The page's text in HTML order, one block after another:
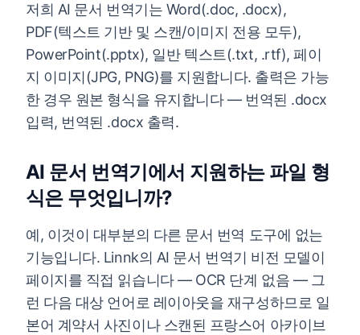
저희 AI 문서 번역기는 Word(.doc, .docx),
PDF(텍스트 기반 및 스캔/이미지 전용 모두),
PowerPoint(.pptx), 일반 텍스트(.txt, .rtf), 페이
지 이미지(JPG, PNG)를 지원합니다. 출력은 가능
한 경우 원본 형식을 유지합니다 — 번역된 .docx
입력, 번역된 .docx 출력.
AI 문서 번역기에서 지원하는 파일 형
식은 무엇입니까?
예, 이것이 대부분의 다른 문서 번역 도구에 없는
기능입니다. Linnk의 AI 문서 번역기 비전 모델이
페이지를 직접 읽습니다 — OCR 단계 없음 — 그
런 다음 대상 언어로 레이아웃을 재구성하므로 일
본어 계약서 사진이나 스캔된 프랑스어 아카이브